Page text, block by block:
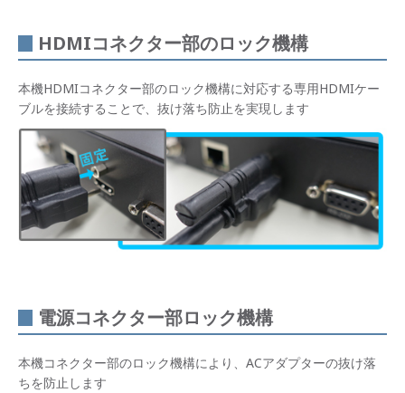
HDMIコネクター部のロック機構
本機HDMIコネクター部のロック機構に対応する専用HDMIケー
ブルを接続することで、抜け落ち防止を実現します
電源コネクター部ロック機構
本機コネクター部のロック機構により、ACアダプターの抜け落
ちを防止します